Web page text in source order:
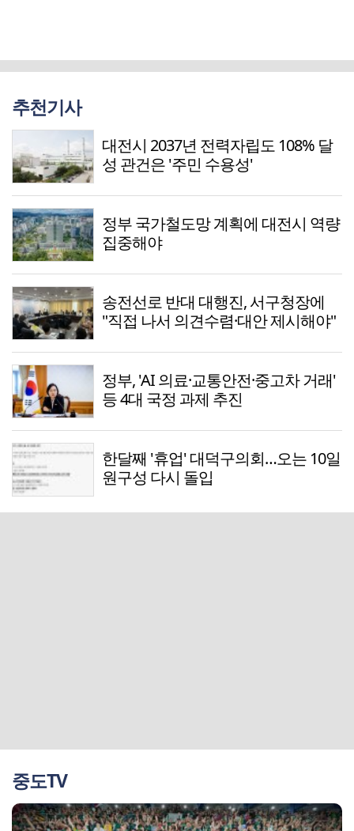
추천기사
대전시 2037년 전력자립도 108% 달
성 관건은 '주민 수용성'
정부 국가철도망 계획에 대전시 역량
집중해야
송전선로 반대 대행진, 서구청장에
"직접 나서 의견수렴·대안 제시해야"
정부, 'AI 의료·교통안전·중고차 거래'
등 4대 국정 과제 추진
한달째 '휴업' 대덕구의회…오는 10일
원구성 다시 돌입
중도TV